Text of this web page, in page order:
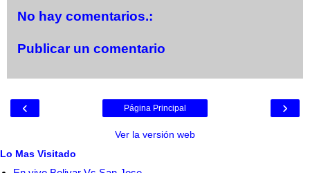
No hay comentarios.:
Publicar un comentario
‹ ›
Página Principal
Ver la versión web
Lo Mas Visitado